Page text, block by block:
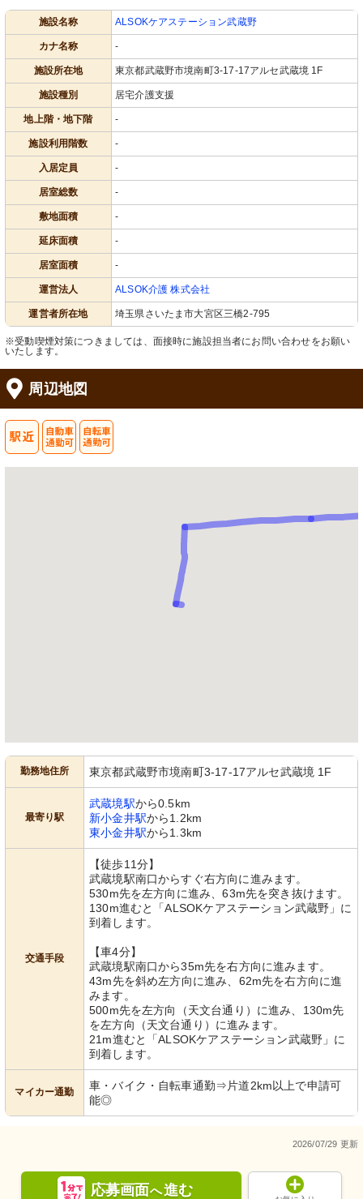
施設名称 ALSOKケアステーション武蔵野
カナ名称 -
施設所在地 東京都武蔵野市境南町3-17-17アルセ武蔵境 1F
施設種別 居宅介護支援
地上階・地下階 -
施設利用階数 -
入居定員 -
居室総数 -
敷地面積 -
延床面積 -
居室面積 -
運営法人 ALSOK介護 株式会社
運営者所在地 埼玉県さいたま市大宮区三橋2-795
※受動喫煙対策につきましては、面接時に施設担当者にお問い合わせをお願い
いたします。
周辺地図
勤務地住所 東京都武蔵野市境南町3-17-17アルセ武蔵境 1F
最寄り駅
武蔵境駅から0.5km
新小金井駅から1.2km
東小金井駅から1.3km
交通手段
【徒歩11分】
武蔵境駅南口からすぐ右方向に進みます。
530m先を左方向に進み、63m先を突き抜けます。
130m進むと「ALSOKケアステーション武蔵野」に
到着します。
【車4分】
武蔵境駅南口から35m先を右方向に進みます。
43m先を斜め左方向に進み、62m先を右方向に進
みます。
500m先を左方向（天文台通り）に進み、130m先
を左方向（天文台通り）に進みます。
21m進むと「ALSOKケアステーション武蔵野」に
到着します。
マイカー通勤
車・バイク・自転車通勤⇒片道2km以上で申請可
能◎
2026/07/29 更新
応募画面へ進む